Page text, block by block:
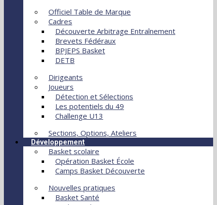
Officiel Table de Marque
Cadres
Découverte Arbitrage Entraînement
Brevets Fédéraux
BPJEPS Basket
DETB
Dirigeants
Joueurs
Détection et Sélections
Les potentiels du 49
Challenge U13
Sections, Options, Ateliers
Développement
Basket scolaire
Opération Basket École
Camps Basket Découverte
Nouvelles pratiques
Basket Santé